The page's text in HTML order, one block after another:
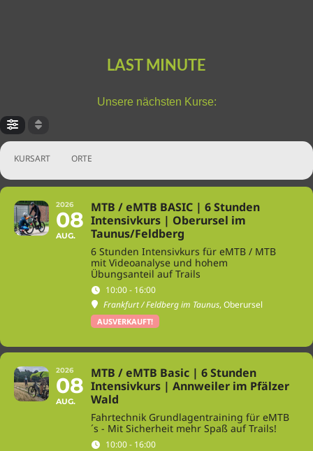
LAST MINUTE
Unsere nächsten Kurse:
KURSART ORTE
2026
08
AUG.
MTB / eMTB BASIC | 6 Stunden
Intensivkurs | Oberursel im
Taunus/Feldberg
6 Stunden Intensivkurs für eMTB / MTB
mit Videoanalyse und hohem
Übungsanteil auf Trails
10:00 - 16:00
Frankfurt / Feldberg im Taunus, Oberursel
AUSVERKAUFT!
2026
08
AUG.
MTB / eMTB Basic | 6 Stunden
Intensivkurs | Annweiler im Pfälzer
Wald
Fahrtechnik Grundlagentraining für eMTB
´s - Mit Sicherheit mehr Spaß auf Trails!
10:00 - 16:00